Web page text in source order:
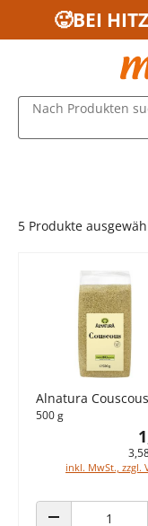
Zum Hauptinhalt
Zur Navigation
Zur Suche springen
🥵BEI
Nach Produkten
5 Produkte
Alnatura Couscous
500 g
inkl. MwSt., zzgl.